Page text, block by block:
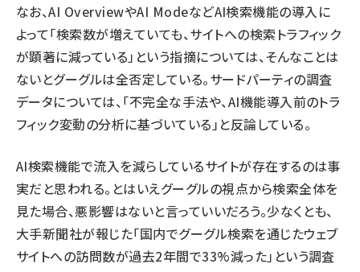
なお、AI OverviewやAI ModeなどAI検索機能の導入に
よって「検索数が増えていても、サイトへの検索トラフィック
が顕著に減っている」という指摘については、そんなことは
ないとグーグルは全否定している。サードパーティの調査
データについては、「不完全な手法や、AI機能導入前のトラ
フィック変動の分析に基づいている」と反論している。
AI検索機能で流入を減らしているサイトが存在するのは事
実だと思われる。とはいえグーグルの視点から検索全体を
見た場合、悪影響はないと言っていいだろう。少なくとも、
大手新聞社が報じた「国内でグーグル検索を通じたウェブ
サイトへの訪問数が過去2年間で33%減った」という調査